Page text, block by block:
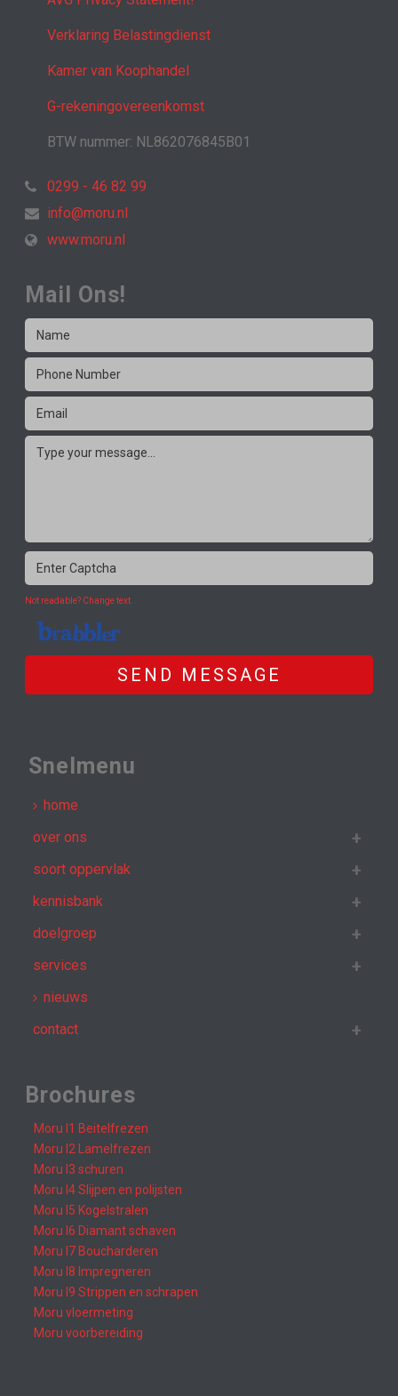
Verklaring Belastingdienst
Kamer van Koophandel
G-rekeningovereenkomst
BTW nummer: NL862076845B01
0299 - 46 82 99
info@moru.nl
www.moru.nl
Mail Ons!
Not readable? Change text.
SEND MESSAGE
Snelmenu
home
over ons
soort oppervlak
kennisbank
doelgroep
services
nieuws
contact
Brochures
Moru I1 Beitelfrezen
Moru I2 Lamelfrezen
Moru I3 schuren
Moru I4 Slijpen en polijsten
Moru I5 Kogelstralen
Moru I6 Diamant schaven
Moru I7 Boucharderen
Moru I8 Impregneren
Moru I9 Strippen en schrapen
Moru vloermeting
Moru voorbereiding